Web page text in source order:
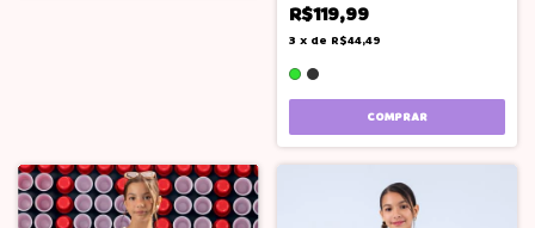
R$119,99
3 x de R$44,49
COMPRAR